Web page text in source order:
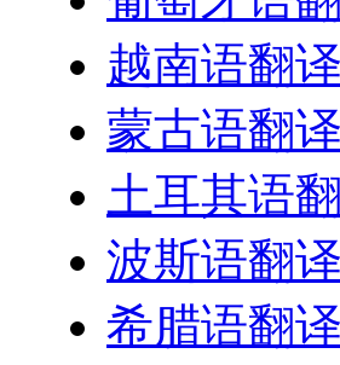
越南语翻译
蒙古语翻译
土耳其语
波斯语翻译
希腊语翻译